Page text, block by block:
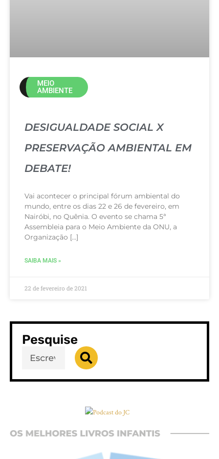
MEIO
AMBIENTE
DESIGUALDADE SOCIAL X
PRESERVAÇÃO AMBIENTAL EM
DEBATE!
Vai acontecer o principal fórum ambiental do
mundo, entre os dias 22 e 26 de fevereiro, em
Nairóbi, no Quênia. O evento se chama 5ª
Assembleia para o Meio Ambiente da ONU, a
Organização […]
SAIBA MAIS »
22 de fevereiro de 2021
Pesquise